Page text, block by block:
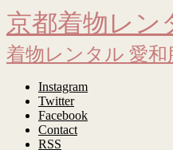
京都着物レン
着物レンタル 愛和
Instagram
Twitter
Facebook
Contact
RSS